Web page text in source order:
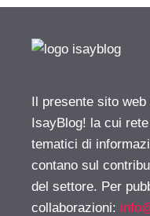
Il presente sito
IsayBlog! la cui
tematici di
contano sul
del settore. Per
collaborazioni: